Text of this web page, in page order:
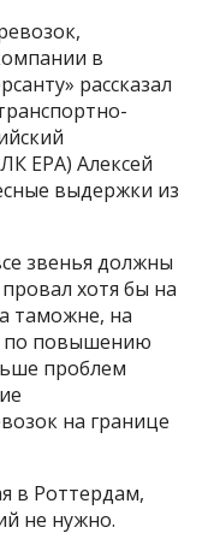
в
рассказал
ЕРА) Алексей
выдержки из
звенья должны
хотя бы на
таможне, на
по повышению
проблем
на границе
в Роттердам,
не нужно.